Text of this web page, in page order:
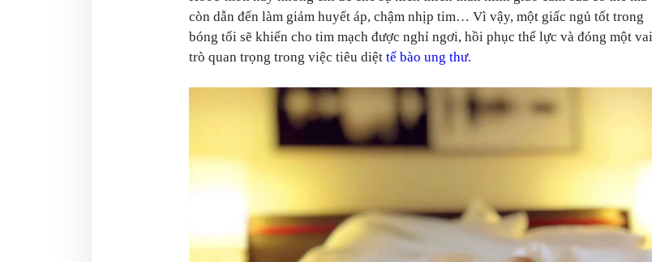
còn dẫn đến làm giảm huyết áp, chậm nhịp tim… Vì vậy, một giấc ngủ tốt trong
bóng tối sẽ khiến cho tim mạch được nghỉ ngơi, hồi phục thể lực và đóng một vai
trò quan trọng trong việc tiêu diệt tế bào ung thư.